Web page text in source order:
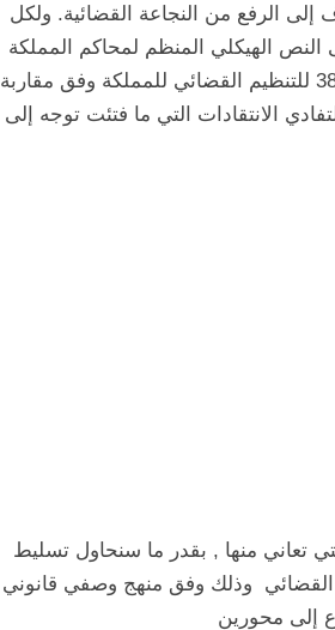
إلى الرفع من النجاعة القضائية. ولكل
النص الهيكلي المنظم لمحاكم المملكة
شكلا و مضمونا وهو ما توج فعلا بإصدار مشروع قانون 15-38 للتنظيم القضائي للمملكة وفق مقاربة
الانتقادات التي ما فتئت توجه إلى
تعاني منها , بقدر ما سنحاول تسليط
القضائي وذلك وفق منهج وصفي قانوني
إلى محورين